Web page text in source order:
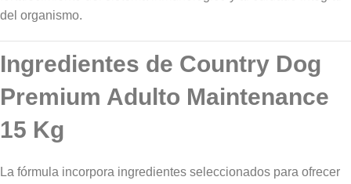
del organismo.
Ingredientes de Country Dog
Premium Adulto Maintenance
15 Kg
La fórmula incorpora ingredientes seleccionados para ofrecer